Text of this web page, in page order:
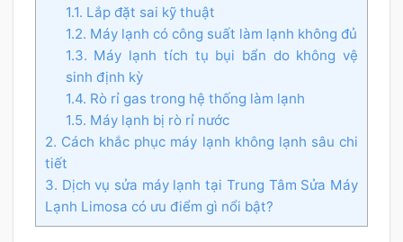
1.1. Lắp đặt sai kỹ thuật
1.2. Máy lạnh có công suất làm lạnh không đủ
1.3. Máy lạnh tích tụ bụi bẩn do không vệ
sinh định kỳ
1.4. Rò rỉ gas trong hệ thống làm lạnh
1.5. Máy lạnh bị rò rỉ nước
2. Cách khắc phục máy lạnh không lạnh sâu chi
tiết
3. Dịch vụ sửa máy lạnh tại Trung Tâm Sửa Máy
Lạnh Limosa có ưu điểm gì nổi bật?